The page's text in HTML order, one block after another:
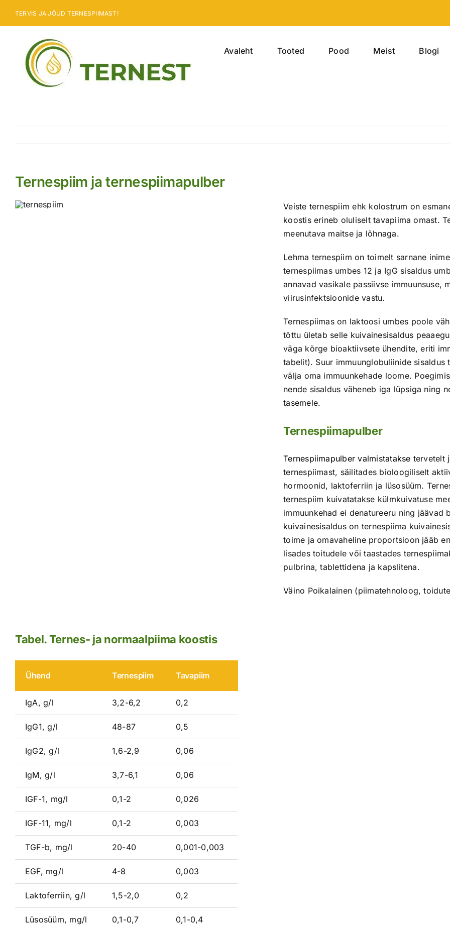
TERVIS JA JÕUD TERNESPIIMAST!
Avaleht Tooted Pood Meist Blogi
Ternespiim ja ternespiimapulber
Veiste ternespiim ehk kolostrum on
koostis erineb oluliselt tavapiima omast.
meenutava maitse ja lõhnaga.
Lehma ternespiim on toimelt sarnane
ternespiimas umbes 12 ja IgG sisaldus
annavad vasikale passiivse immuunsuse,
viirusinfektsioonide vastu.
Ternespiimas on laktoosi umbes poole
tõttu ületab selle kuivainesisaldus
väga kõrge bioaktiivsete ühendite, eriti
tabelit). Suur immuunglobuliinide sisaldus
välja oma immuunkehade loome.
nende sisaldus väheneb iga lüpsiga ning
tasemele.
Ternespiimapulber
Ternespiimapulber valmistatakse tervetelt
ternespiimast, säilitades bioloogiliselt
hormoonid, laktoferriin ja lüsosüüm.
ternespiim kuivatatakse külmkuivatuse
immuunkehad ei denatureeru ning
kuivainesisaldus on ternespiima
toime ja omavaheline proportsioon jääb
lisades toitudele või taastades
pulbrina, tablettidena ja kapslitena.
Väino Poikalainen (piimatehnoloog,
Tabel. Ternes- ja normaalpiima koostis
Ühend Ternespiim Tavapiim
IgA, g/l 3,2-6,2 0,2
IgG1, g/l 48-87 0,5
IgG2, g/l 1,6-2,9 0,06
IgM, g/l 3,7-6,1 0,06
IGF-1, mg/l 0,1-2 0,026
IGF-11, mg/l 0,1-2 0,003
TGF-b, mg/l 20-40 0,001-0,003
EGF, mg/l 4-8 0,003
Laktoferriin, g/l 1,5-2,0 0,2
Lüsosüüm, mg/l 0,1-0,7 0,1-0,4